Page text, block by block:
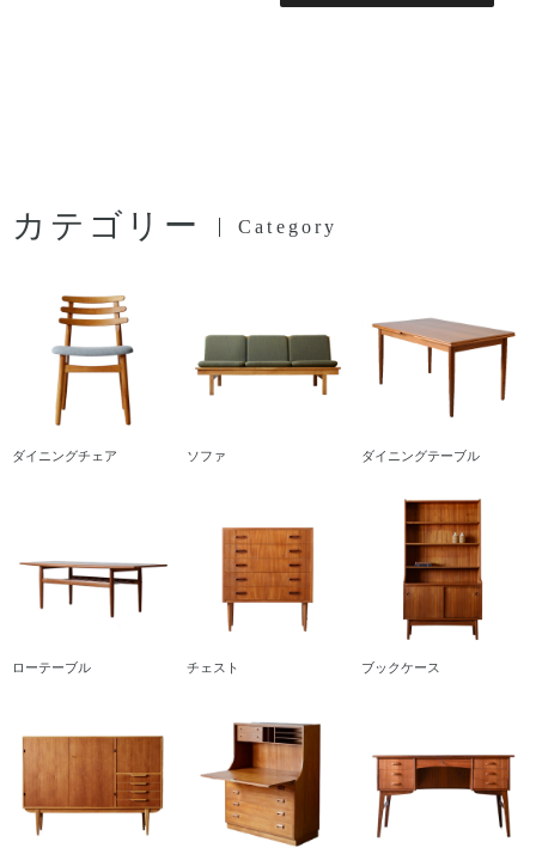
カテゴリー Category
ダイニングチェア ソファ ダイニングテーブル
ローテーブル チェスト ブックケース